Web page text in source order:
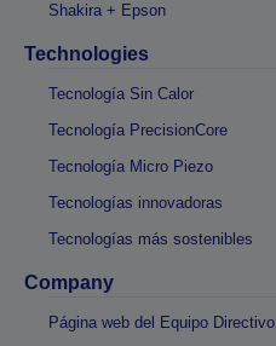
Shakira + Epson
Technologies
Tecnología Sin Calor
Tecnología PrecisionCore
Tecnología Micro Piezo
Tecnologías innovadoras
Tecnologías más sostenibles
Company
Página web del Equipo Directivo